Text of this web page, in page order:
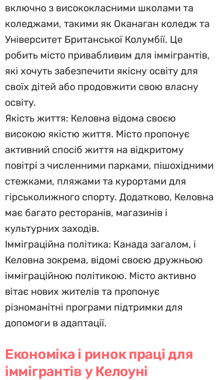
включно з висококласними школами та
коледжами, такими як Оканаган коледж та
Університет Британської Колумбії. Це
робить місто привабливим для іммігрантів,
які хочуть забезпечити якісну освіту для
своїх дітей або продовжити свою власну
освіту.
Якість життя: Келовна відома своєю
високою якістю життя. Місто пропонує
активний спосіб життя на відкритому
повітрі з численними парками, пішохідними
стежками, пляжами та курортами для
гірськолижного спорту. Додатково, Келовна
має багато ресторанів, магазинів і
культурних заходів.
Імміграційна політика: Канада загалом, і
Келовна зокремa, відомі своєю дружньою
імміграційною політикою. Місто активно
вітає нових жителів та пропонує
різноманітні програми підтримки для
допомоги в адаптації.
Економіка і ринок праці для
іммігрантів у Келоуні